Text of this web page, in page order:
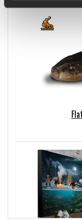
Comes in 6 pack.
Limetreuse, Frozen
6 gr. 11 cm with